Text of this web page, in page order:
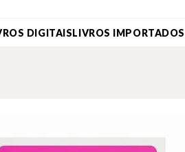
DIGITAISLIVROS IMPORTADOS